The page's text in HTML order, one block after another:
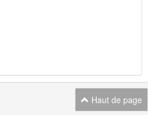
Haut de page